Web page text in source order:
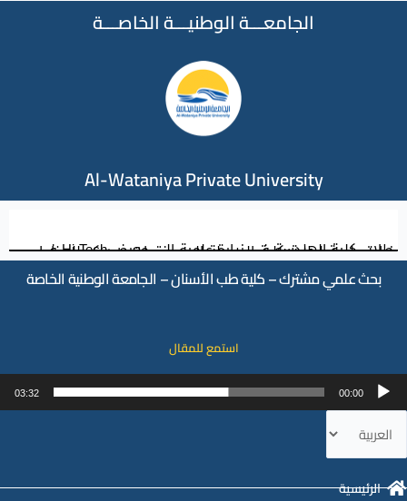
الجامعـــة الوطنيـــة الخاصـــة
Al-Wataniya Private University
زيارة علمية لطلبة كلية الصيدلة إلى مختبرات ميديكو للصناعات الدوائية بحمص
بحث علمي مشترك – كلية طب الأسنان – الجامعة الوطنية الخاصة
استمع للمقال
مشغل
الصوت
00:00
03:32
لغة
الرئيسية